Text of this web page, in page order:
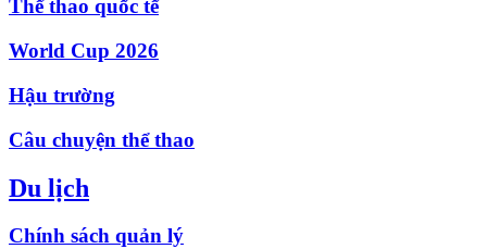
Thể thao quốc tế
World Cup 2026
Hậu trường
Câu chuyện thể thao
Du lịch
Chính sách quản lý